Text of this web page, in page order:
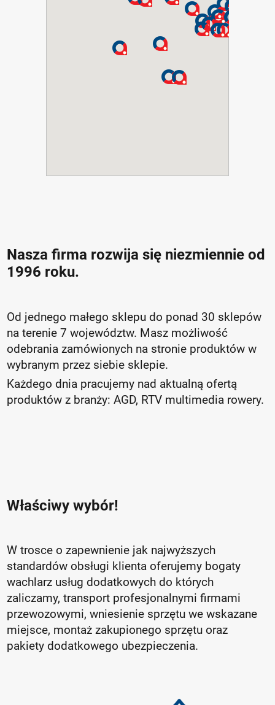
Nasza firma rozwija się niezmiennie od
1996 roku.
Od jednego małego sklepu do ponad 30 sklepów
na terenie 7 województw. Masz możliwość
odebrania zamówionych na stronie produktów w
wybranym przez siebie sklepie.
Każdego dnia pracujemy nad aktualną ofertą
produktów z branży: AGD, RTV multimedia rowery.
Właściwy wybór!
W trosce o zapewnienie jak najwyższych
standardów obsługi klienta oferujemy bogaty
wachlarz usług dodatkowych do których
zaliczamy, transport profesjonalnymi firmami
przewozowymi, wniesienie sprzętu we wskazane
miejsce, montaż zakupionego sprzętu oraz
pakiety dodatkowego ubezpieczenia.